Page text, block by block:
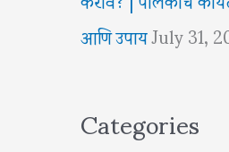
आणि उपायJuly 31,
Categories